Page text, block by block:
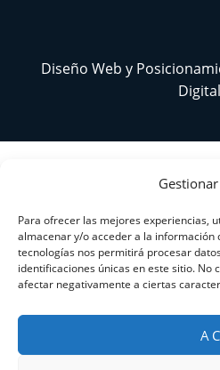
Para ofrecer las mejores experiencias,
almacenar y/o acceder a la información
tecnologías nos permitirá procesar
identificaciones únicas en este sitio.
afectar negativamente a ciertas
Diseño Web y
Digital